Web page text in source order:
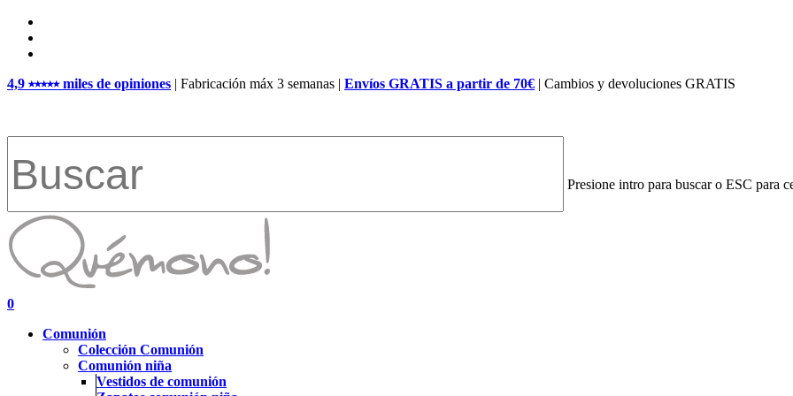
Skip
main
4,9 ⭑⭑⭑⭑⭑ miles de opiniones | Fabricación máx 3 semanas | Envíos GRATIS a partir de 70€ | Cambios y devoluciones GRATIS
Presione intro para buscar o ESC para
Close
Search
search
account
0
Comunión
Colección Comunión
Comunión niña
Vestidos de comunión